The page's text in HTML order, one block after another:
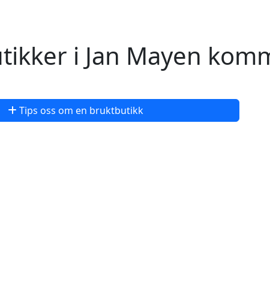
i Jan Mayen
Tips oss om en bruktbutikk